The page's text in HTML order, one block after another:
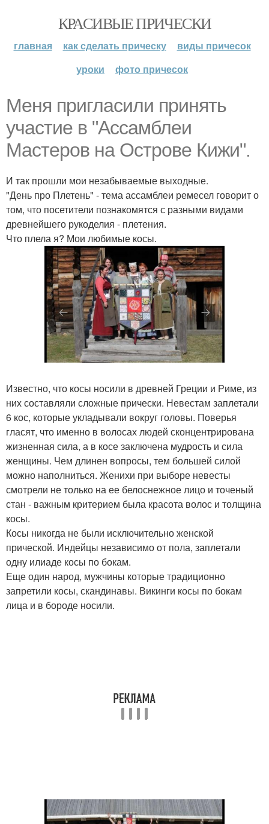
КРАСИВЫЕ ПРИЧЕСКИ
главная как сделать прическу
виды причесок
уроки
фото причесок
Меня пригласили принять
участие в "Ассамблеи
Мастеров на Острове Кижи".
И так прошли мои незабываемые выходные.
"День про Плетень" - тема ассамблеи ремесел говорит о
том, что посетители познакомятся с разными видами
древнейшего рукоделия - плетения.
Что плела я? Мои любимые косы.
Известно, что косы носили в древней Греции и Риме, из
них составляли сложные прически. Невестам заплетали
6 кос, которые укладывали вокруг головы. Поверья
гласят, что именно в волосах людей сконцентрирована
жизненная сила, а в косе заключена мудрость и сила
женщины. Чем длинен вопросы, тем большей силой
можно наполниться. Женихи при выборе невесты
смотрели не только на ее белоснежное лицо и точеный
стан - важным критерием была красота волос и толщина
косы.
Косы никогда не были исключительно женской
прической. Индейцы независимо от пола, заплетали
одну илиаде косы по бокам.
Еще один народ, мужчины которые традиционно
запретили косы, скандинавы. Викинги косы по бокам
лица и в бороде носили.